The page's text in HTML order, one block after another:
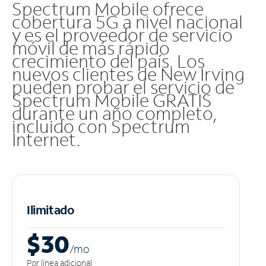
Spectrum Mobile ofrece
cobertura 5G a nivel nacional
y es el proveedor de servicio
móvil de más rápido
crecimiento del país. Los
nuevos clientes de New Irving
pueden probar el servicio de
Spectrum Mobile GRATIS
durante un año completo,
incluido con Spectrum
Internet.
Ilimitado
$30/mo
Por línea adicional